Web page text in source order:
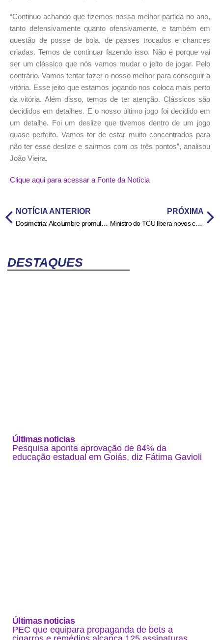
“Continuo achando que fizemos nossa melhor partida no ano,
tanto defensivamente quanto ofensivamente, e também em
questão de posse de bola, de passes trocados e chances
criadas. Temos de continuar fazendo isso. Não é porque vai
ser um clássico que nós vamos mudar o jeito de jogar. Pelo
contrário. Vamos tentar fazer o nosso melhor para conseguir a
vitória. Esse jeito que estamos jogando nos coloca mais perto
da vitória. Além disso, temos de ter atenção. Clássicos são
decididos em detalhes. E o nosso último jogo foi decidido em
um detalhe. Foi um deslize que tivemos dentro de um jogo
quase perfeito. Vamos ter de estar muito concentrados para
não ter esse deslize e sairmos com os três pontos”, analisou
João Vieira.
Clique aqui para acessar a Fonte da Notícia
NOTÍCIA ANTERIOR
Dosimetria: Alcolumbre promulga lei que beneficia condenados pelo 8/1
PRÓXIMA
Ministro do TCU libera novos consignados do INSS após recurso da AGU
DESTAQUES
Últimas noticias
Pesquisa aponta aprovação de 84% da
educação estadual em Goiás, diz Fátima Gavioli
Últimas noticias
PEC que equipara propaganda de bets a